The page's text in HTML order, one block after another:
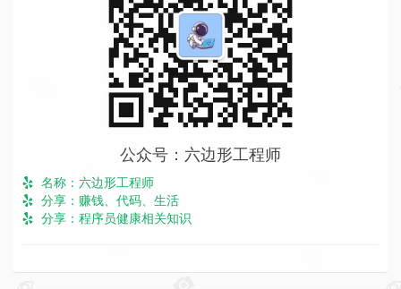
公众号：六边形工程师
名称：六边形工程师
分享：赚钱、代码、生活
分享：程序员健康相关知识